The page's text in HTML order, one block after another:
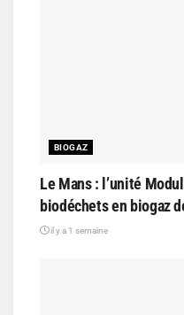
BIOGAZ
Le Mans : l’unité
biodéchets en biogaz
il y a 1 semaine